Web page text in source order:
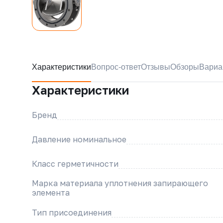
Характеристики Вопрос-ответОтзывыОбзоры
Характеристики
Бренд
Давление номинальное
Класс герметичности
Марка материала уплотнения запирающего
элемента
Тип присоединения